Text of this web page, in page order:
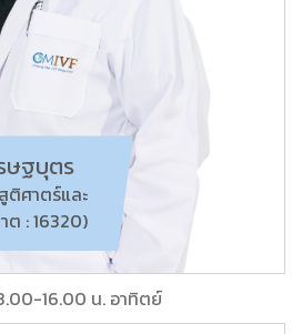
ษฐบุตร
ติศาตร์และ
ต : 16320)
16.00 น. อาทิตย์